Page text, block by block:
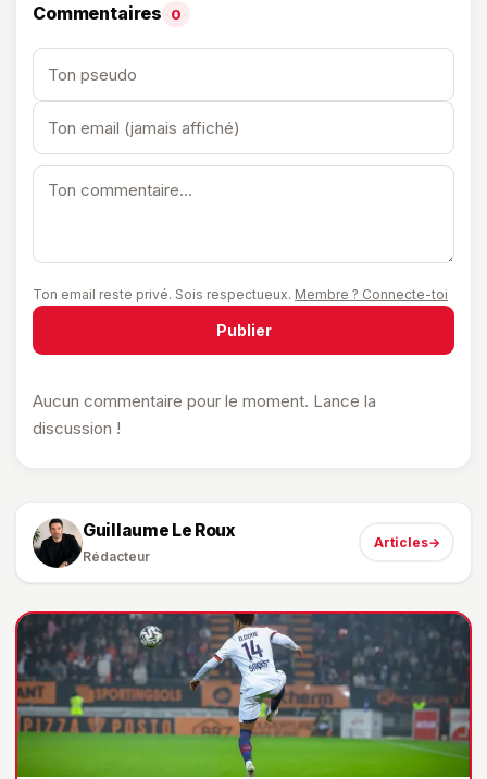
Commentaires 0
Ton email reste privé. Sois respectueux. Membre ? Connecte-toi
Publier
Aucun commentaire pour le moment. Lance la
discussion !
Guillaume Le Roux
Rédacteur
Articles→